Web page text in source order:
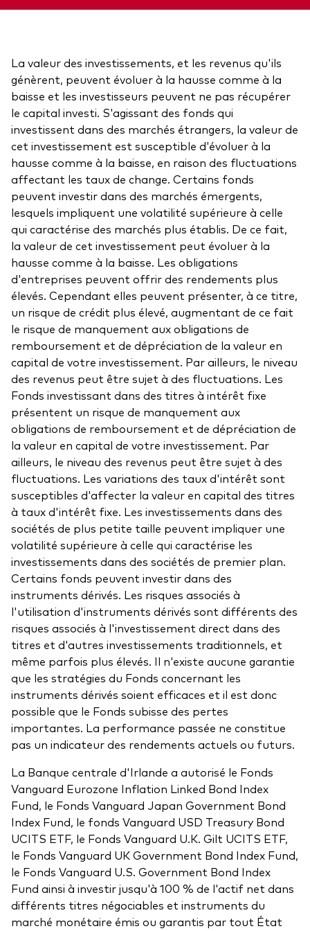
Actions
ETFs
Fonds commun de placement
Gestion active
Gestion passive
Marché monétaire
Multi-actifs
Obligations
À propos de nos produits
Actions
ESG
ETFs
Fonds indiciels
Marché monétaire
Multi-actifs
Obligations
Obligations active
Comment investir avec nous
Investir avec Vanguard
Documents juridiques
Gérance des placements
Événements et webinaires
Analyse de l'exposition aux indices
Contactez-nous
Prévention de la fraude
La valeur des investissements, et les revenus qu'ils
génèrent, peuvent évoluer à la hausse comme à la
baisse et les investisseurs peuvent ne pas récupérer
le capital investi. S'agissant des fonds qui
investissent dans des marchés étrangers, la valeur de
cet investissement est susceptible d'évoluer à la
hausse comme à la baisse, en raison des fluctuations
affectant les taux de change. Certains fonds
peuvent investir dans des marchés émergents,
lesquels impliquent une volatilité supérieure à celle
qui caractérise des marchés plus établis. De ce fait,
la valeur de cet investissement peut évoluer à la
hausse comme à la baisse. Les obligations
d'entreprises peuvent offrir des rendements plus
élevés. Cependant elles peuvent présenter, à ce titre,
un risque de crédit plus élevé, augmentant de ce fait
le risque de manquement aux obligations de
remboursement et de dépréciation de la valeur en
capital de votre investissement. Par ailleurs, le niveau
des revenus peut être sujet à des fluctuations. Les
Fonds investissant dans des titres à intérêt fixe
présentent un risque de manquement aux
obligations de remboursement et de dépréciation de
la valeur en capital de votre investissement. Par
ailleurs, le niveau des revenus peut être sujet à des
fluctuations. Les variations des taux d'intérêt sont
susceptibles d'affecter la valeur en capital des titres
à taux d'intérêt fixe. Les investissements dans des
sociétés de plus petite taille peuvent impliquer une
volatilité supérieure à celle qui caractérise les
investissements dans des sociétés de premier plan.
Certains fonds peuvent investir dans des
instruments dérivés. Les risques associés à
l'utilisation d'instruments dérivés sont différents des
risques associés à l'investissement direct dans des
titres et d'autres investissements traditionnels, et
même parfois plus élevés. Il n'existe aucune garantie
que les stratégies du Fonds concernant les
instruments dérivés soient efficaces et il est donc
possible que le Fonds subisse des pertes
importantes. La performance passée ne constitue
pas un indicateur des rendements actuels ou futurs.
La Banque centrale d'Irlande a autorisé le Fonds
Vanguard Eurozone Inflation Linked Bond Index
Fund, le Fonds Vanguard Japan Government Bond
Index Fund, le fonds Vanguard USD Treasury Bond
UCITS ETF, le Fonds Vanguard U.K. Gilt UCITS ETF,
le Fonds Vanguard UK Government Bond Index Fund,
le Fonds Vanguard U.S. Government Bond Index
Fund ainsi à investir jusqu'à 100 % de l'actif net dans
différents titres négociables et instruments du
marché monétaire émis ou garantis par tout État